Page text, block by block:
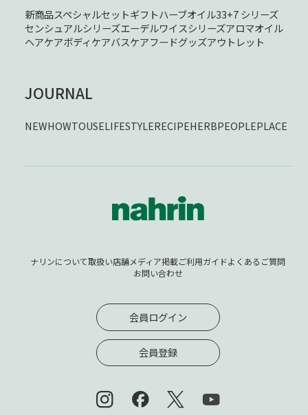
新商品スペシャルセットギフトハーブオイル33+7 シリーズ
センシュアルシリーズエーデルワイスシリーズアロマオイル
ヘアケアボディケアバスケアフードグッズアウトレット
JOURNAL
NEWHOWTOUSELIFESTYLERECIPEHERBPEOPLEPLACE
ナリンについて取扱い店舗メディア掲載ご利用ガイドよくあるご質問
お問い合わせ
会員ログイン
会員登録